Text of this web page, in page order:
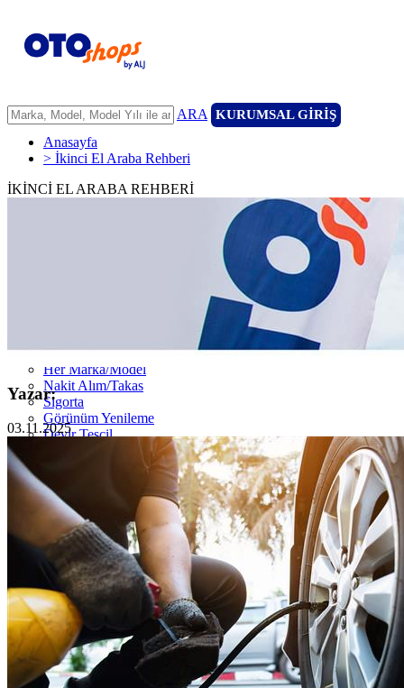
ARA KURUMSAL GİRİŞ
Garanti ve 7/24 Yol Yardımı
14 Günde Değişim
Her Marka/Model
Nakit Alım/Takas
Sigorta
Görünüm Yenileme
Devir Tescil
HAKKIMIZDA
Biz Kimiz
Sıkça Sorulan Sorular
İletişim
Basın Odası
YETKİLİ SATICILAR
İLETİŞİM
Anasayfa
> İkinci El Araba Rehberi
İKİNCİ EL ARABA REHBERİ
Yazar:
03.11.2025